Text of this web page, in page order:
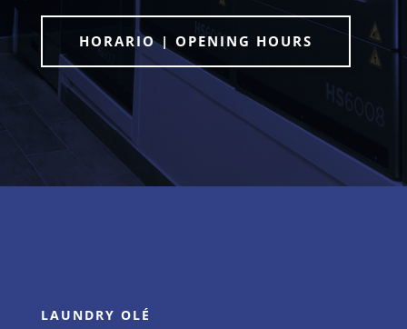
HORARIO | OPENING HOURS
LAUNDRY OLÉ